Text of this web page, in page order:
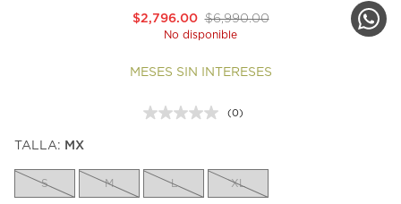
$6,990.00
$2,796.00
No disponible
MESES SIN INTERESES
Sin
la
misma
(0)
TALLA: MX
S M L XL